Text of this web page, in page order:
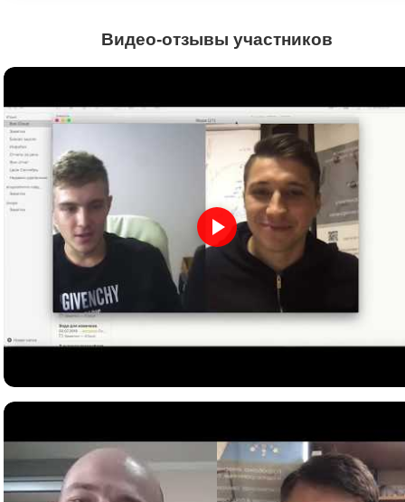
Видео-отзывы участников